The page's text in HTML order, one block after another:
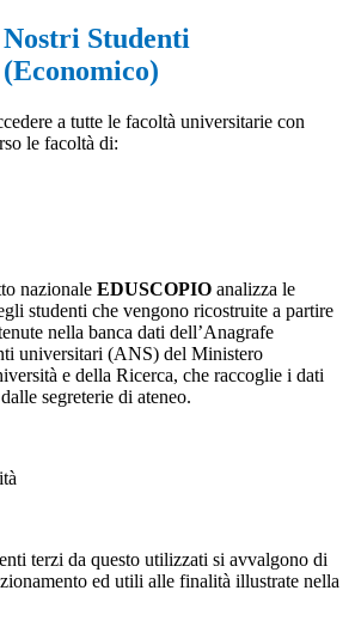
Studenti
a tutte le facoltà universitarie con
le facoltà di:
nazionale EDUSCOPIO analizza le
studenti che vengono ricostruite a partire
nella banca dati dell’Anagrafe
universitari (ANS) del Ministero
e della Ricerca, che raccoglie i dati
segreterie di ateneo.
terzi da questo utilizzati si avvalgono di
ed utili alle finalità illustrate nella